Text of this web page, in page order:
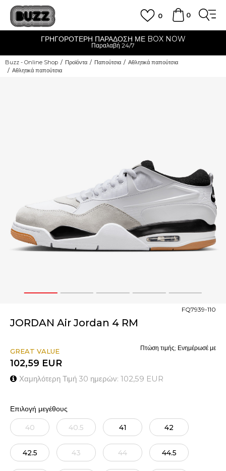
0
0
ΓΡΗΓΟΡΟΤΕΡΗ ΠΑΡΑΔΟΣΗ ΜΕ BOX NOW
Παραλαβή 24/7
Buzz - Online Shop Προϊόντα Παπούτσια
Αθλητικά παπούτσια
Αθλητικά παπούτσια
1 2 3 4 5
JORDAN Air Jordan 4 RM
FQ7939-110
GREAT VALUE
102,59 EUR
Χαμηλότερη Τιμή 30 ημερών: 102,59 EUR
Πτώση τιμής; Ενημέρωσέ με
Επιλογή μεγέθους
40 40.5 41 42
42.5 43 44 44.5